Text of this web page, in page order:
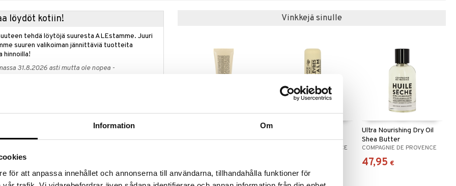
Information Om
för att anpassa innehållet och annonserna till användarna, tillhandahålla funktioner för
löydöt kotiin!
tehdä löytöjä suuresta ALEstamme. Juuri
suuren valikoiman jännittäviä tuotteita
hinnoilla!
31.8.2026 asti mutta ole nopea -
kehon ja kädet. Koostumus muuttuu hienoksi,
ihon hellävaraisesti kuivattamatta sitä.
sisällä sulfaatteja ja luonnollista glyseriiniä.
Vinkkejä sinulle
Hand Cream Shea Butter
- Ultra Nourishing
Lip Balm Shea Butter
COMPAGNIE DE PROVENCE
Ultra Nourishing Dry Oil
Shea Butter
COMPAGNIE DE PROVENCE
47,95 €